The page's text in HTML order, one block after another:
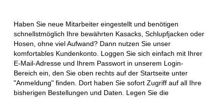
Haben Sie neue Mitarbeiter eingestellt und benötigen
schnellstmöglich Ihre bewährten Kasacks, Schlupfjacken oder
Hosen, ohne viel Aufwand? Dann nutzen Sie unser
komfortables Kundenkonto. Loggen Sie sich einfach mit Ihrer
E-Mail-Adresse und Ihrem Passwort in unserem Login-
Bereich ein, den Sie oben rechts auf der Startseite unter
"Anmeldung" finden. Dort haben Sie sofort Zugriff auf all Ihre
bisherigen Bestellungen und Daten. Legen Sie die